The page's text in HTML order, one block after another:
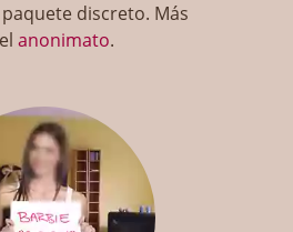
discreto. Más
anonimato.